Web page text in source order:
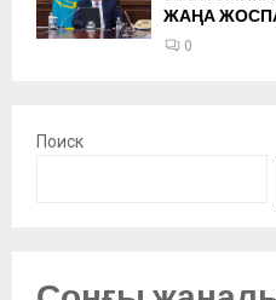
ЖАҢА
0
Поиск